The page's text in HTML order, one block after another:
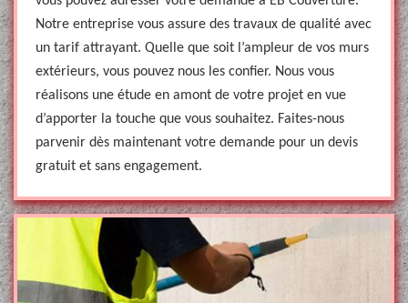
Notre entreprise vous assure des travaux de qualité avec
un tarif attrayant. Quelle que soit l’ampleur de vos murs
extérieurs, vous pouvez nous les confier. Nous vous
réalisons une étude en amont de votre projet en vue
d’apporter la touche que vous souhaitez. Faites-nous
parvenir dès maintenant votre demande pour un devis
gratuit et sans engagement.